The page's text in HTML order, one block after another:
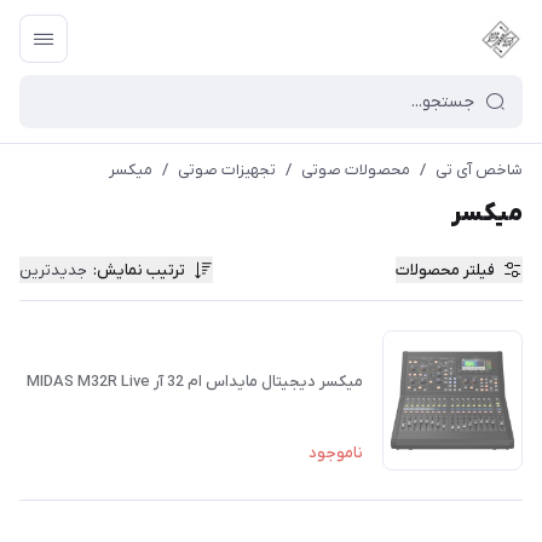
شاخص آی تی / محصولات صوتی / تجهیزات صوتی / میکسر
میکسر
فیلتر محصولات ترتیب نمایش: جدیدترین
میکسر دیجیتال مایداس ام 32 آر MIDAS M32R Live
ناموجود